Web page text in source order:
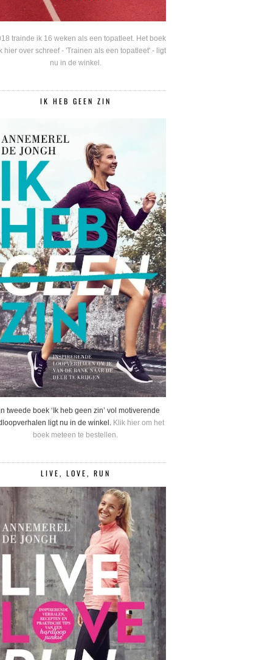
trainde ik 16 weken als een topatleet. Het boek
hier over schreef - 'Trainen als een topatleet' - ligt
nu in de winkel.
IK HEB GEEN ZIN
tweede boek ‘Ik heb geen zin’ vol motiverende
ligt nu in de winkel. Klik hier om het
boek meteen te bestellen.
LIVE, LOVE, RUN